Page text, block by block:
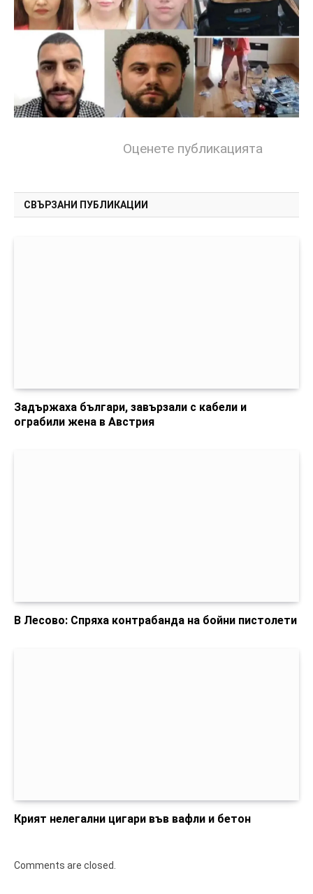
Оценете публикацията
СВЪРЗАНИ ПУБЛИКАЦИИ
Задържаха българи, завързали с кабели и
ограбили жена в Австрия
В Лесово: Спряха контрабанда на бойни пистолети
Крият нелегални цигари във вафли и бетон
Comments are closed.